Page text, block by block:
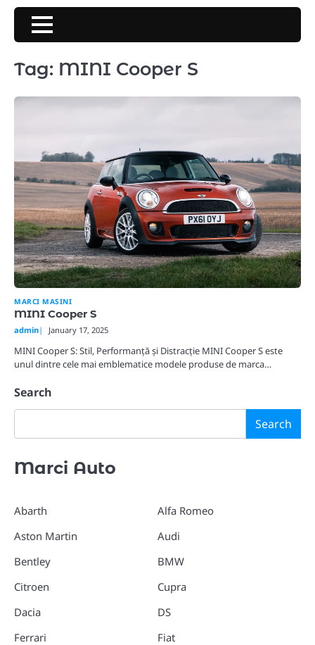
Skip
content
Tag: MINI Cooper S
MARCI MASINI
MINI Cooper S
admin January 17, 2025
MINI Cooper S: Stil, Performanță și Distracție MINI Cooper S este
unul dintre cele mai emblematice modele produse de marca…
Search
Search
Marci Auto
Abarth
Aston Martin
Bentley
Citroen
Dacia
Ferrari
Alfa Romeo
Audi
BMW
Cupra
DS
Fiat